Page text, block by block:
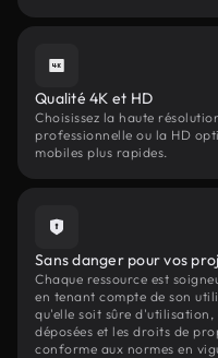
Qualité 4K et HD
Choisissez la haute
professionnelle ou la HD
mobiles plus rapides.
Sans danger pour vos
Chaque ressource est
en tenant compte de son
qu'elle soit sûre d'utilisation,
déposées et les droits de
conforme aux normes en